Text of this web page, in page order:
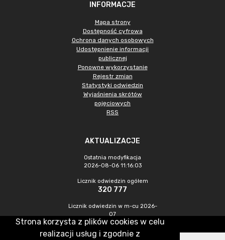
INFORMACJE
Mapa strony
Dostępność cyfrowa
Ochrona danych osobowych
Udostępnienie informacji
publicznej
Ponowne wykorzystanie
Rejestr zmian
Statystyki odwiedzin
Wyjaśnienia skrótów
pojęciowych
RSS
AKTUALIZACJE
Ostatnia modyfikacja
2026-08-06 11:16:03
Licznik odwiedzin ogółem
320 777
Licznik odwiedzin w m-cu 2026-
07
836
Strona korzysta z plików cookies w celu
realizacji usług i zgodnie z